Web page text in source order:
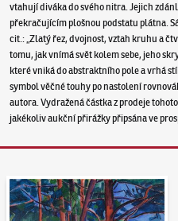
vtahují diváka do svého nitra. Jejich
překračujícím plošnou podstatu plátna.
cit.: „Zlatý řez, dvojnost, vztah kruhu a
tomu, jak vnímá svět kolem sebe, jeho
které vniká do abstraktního pole a vrhá
symbol věčné touhy po nastolení
autora. Vydražená částka z prodeje
jakékoliv aukční přirážky připsána ve
Aukční den 95